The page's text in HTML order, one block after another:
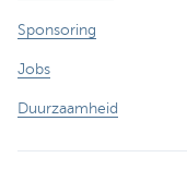
Sponsoring
Jobs
Duurzaamheid